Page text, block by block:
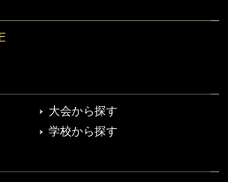
大会から探す
学校から探す